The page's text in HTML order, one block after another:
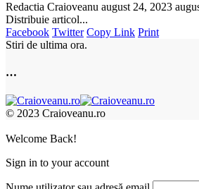
Redactia Craioveanu august 24, 2023
Distribuie articol...
Facebook Twitter Copy Link Print
Stiri de ultima ora.
…
© 2023 Craioveanu.ro
Welcome Back!
Sign in to your account